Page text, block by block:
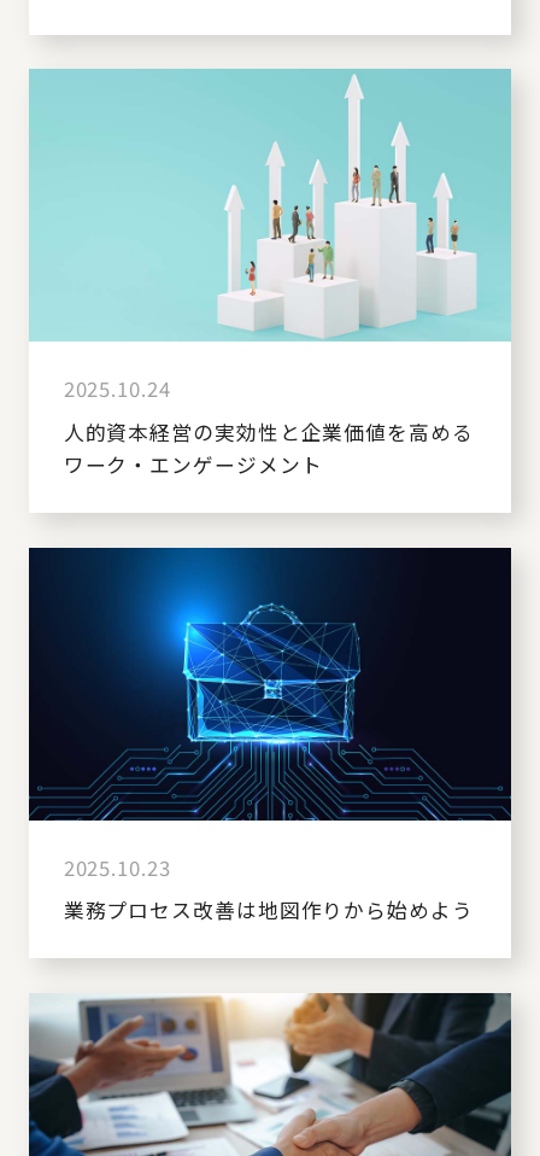
2025.10.24
人的資本経営の実効性と企業価値を高める
ワーク・エンゲージメント
2025.10.23
業務プロセス改善は地図作りから始めよう